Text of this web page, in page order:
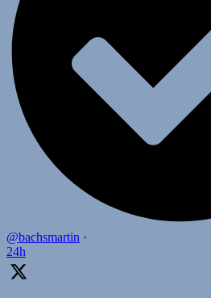
@bachsmartin ·
24h